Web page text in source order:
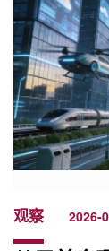
观察 2026-